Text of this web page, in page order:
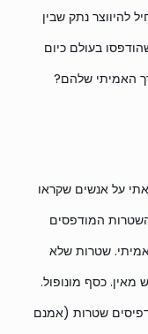
להיווצר נתק שבין
בעולם כיום
האמיתי שלהם?
על אנשים שקראו
המודפסים
שטרות שלא
כסף מונופול.
שטרות (אמנם